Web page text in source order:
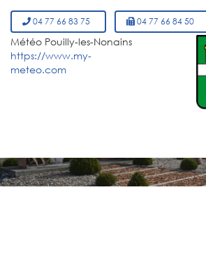
04 77 66 83 75 04 77 66 84 50
Météo Pouilly-les-Nonains
https://www.my-
meteo.com